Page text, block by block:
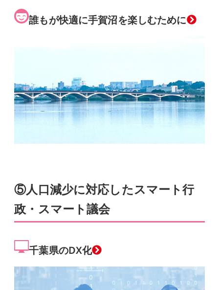
誰もが快適に手賀沼を楽しむために
⑤人口減少に対応したスマート行
政・スマート議会
千葉県のDX化